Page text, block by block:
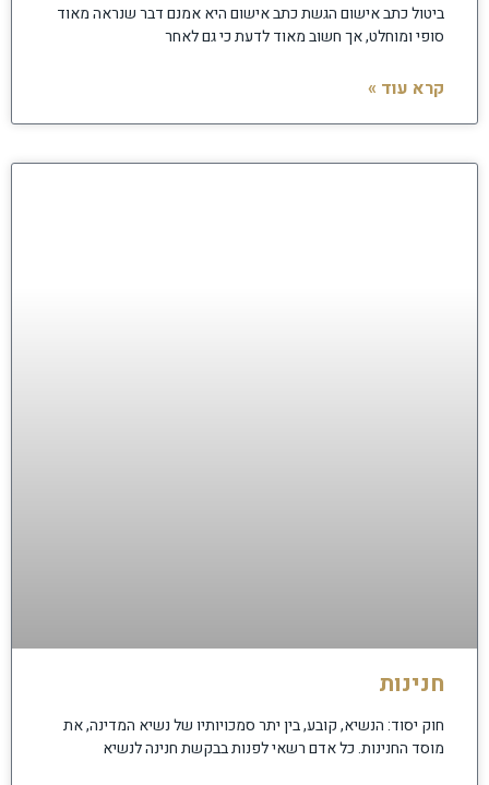
ביטול כתב אישום הגשת כתב אישום היא אמנם דבר שנראה מאוד
סופי ומוחלט, אך חשוב מאוד לדעת כי גם לאחר
קרא עוד »
חנינות
חוק יסוד: הנשיא, קובע, בין יתר סמכויותיו של נשיא המדינה, את
מוסד החנינות. כל אדם רשאי לפנות בבקשת חנינה לנשיא